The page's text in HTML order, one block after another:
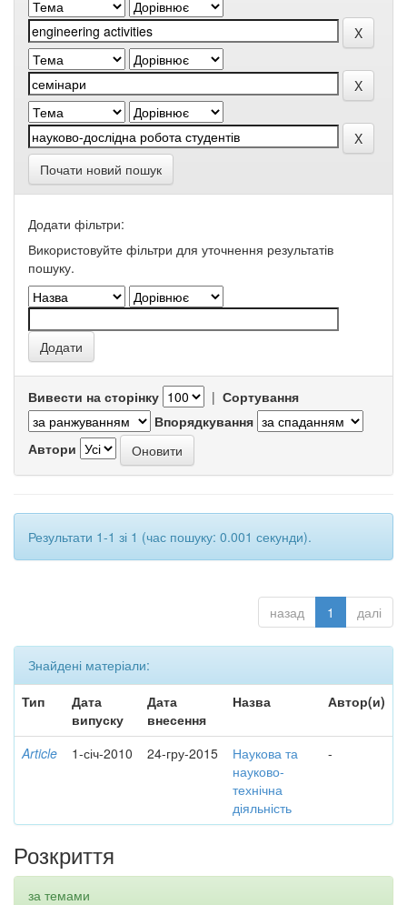
Почати новий пошук
Додати фільтри:
Використовуйте фільтри для уточнення результатів
пошуку.
Вивести на сторінку | Сортування
Впорядкування
Автори
Результати 1-1 зі 1 (час пошуку: 0.001 секунди).
назад 1 далі
Знайдені матеріали:
Тип
Дата
випуску
Дата
внесення
Назва Автор(и)
Article 1-січ-2010 24-гру-2015
Наукова та
науково-
технічна
діяльність
-
Розкриття
за темами